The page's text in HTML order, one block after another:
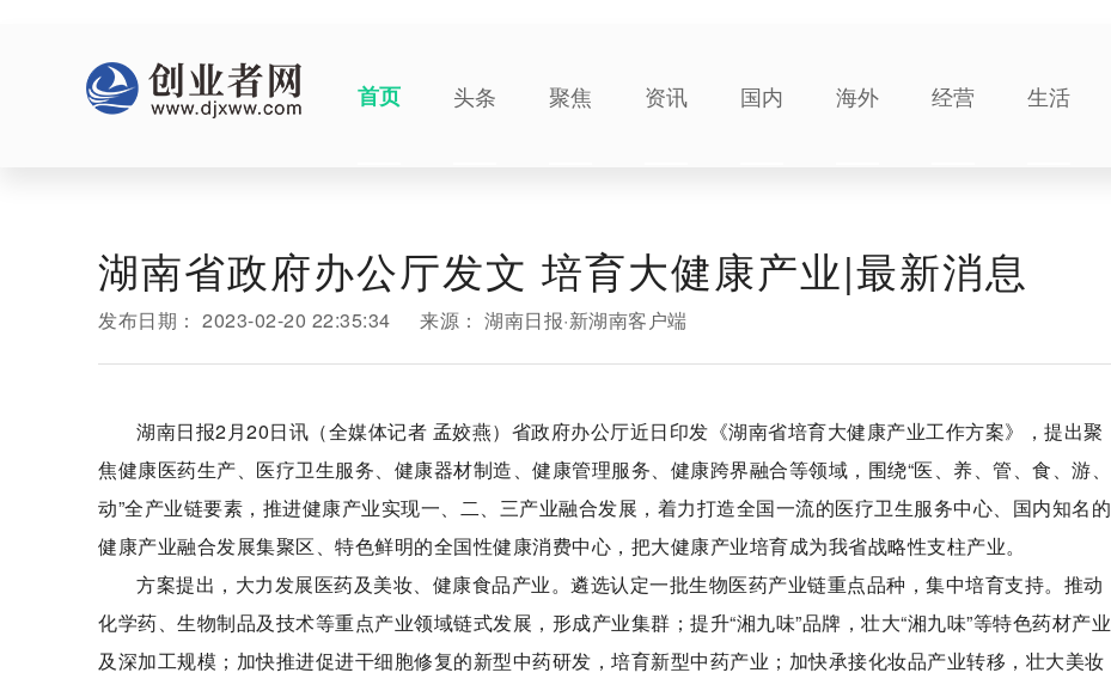
首页 头条 聚焦 资讯 国内 海外 经营 生活
湖南省政府办公厅发文 培育大健康产业|最新消息
发布日期： 2023-02-20 22:35:34 来源： 湖南日报·新湖南客户端
湖南日报2月20日讯（全媒体记者 孟姣燕）省政府办公厅近日印发《湖南省培育大健康产业工作方案》，提出聚
焦健康医药生产、医疗卫生服务、健康器材制造、健康管理服务、健康跨界融合等领域，围绕“医、养、管、食、游、
动”全产业链要素，推进健康产业实现一、二、三产业融合发展，着力打造全国一流的医疗卫生服务中心、国内知名的
健康产业融合发展集聚区、特色鲜明的全国性健康消费中心，把大健康产业培育成为我省战略性支柱产业。
方案提出，大力发展医药及美妆、健康食品产业。遴选认定一批生物医药产业链重点品种，集中培育支持。推动
化学药、生物制品及技术等重点产业领域链式发展，形成产业集群；提升“湘九味”品牌，壮大“湘九味”等特色药材产业
及深加工规模；加快推进促进干细胞修复的新型中药研发，培育新型中药产业；加快承接化妆品产业转移，壮大美妆